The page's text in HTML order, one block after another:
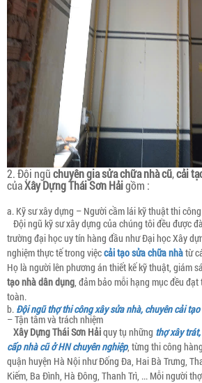
2. Đội ngũchuyên gia sửa chữa nhà cũ,cải
củaXây Dựng Thái Sơn Hảigồm :
a. Kỹ sư xây dựng – Người cầm lái kỹ thuật thi
Đội ngũ kỹ sư xây dựng của chúng tôi đều được
trường đại học uy tín hàng đầu như Đại học Xây
nghiệm thực tế trong việccải tạo sửa chữa nhàtừ
Họ là người lên phương án thiết kế kỹ thuật, giám
tạo nhà dân dụng, đảm bảo mỗi hạng mục đều
toàn.
b. Đội ngũ thợ thi công xây sửa nhà, chuyên cải
– Tận tâm và trách nhiệm
Xây Dựng Thái Sơn Hảiquy tụ những thợ xây
cấp nhà cũ ở HN chuyên nghiệp, từng thi công
quận huyện Hà Nội như Đống Đa, Hai Bà Trưng,
Kiếm, Ba Đình, Hà Đông, Thanh Trì, ... Mỗi người